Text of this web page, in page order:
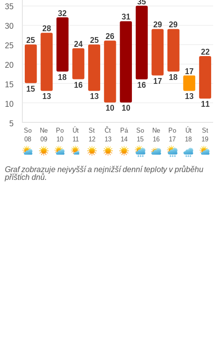
25
15
28
13
32
18
24
16
25
13
26
10
31
10
35
16
29
17
29
18
17
13
22
11
35
30
25
20
15
10
5
So
08
Ne
09
Po
10
Út
11
St
12
Čt
13
Pá
14
So
15
Ne
16
Po
17
Út
18
St
19
Graf zobrazuje nejvyšší a nejnižší denní teploty v průběhu
příštích dnů.